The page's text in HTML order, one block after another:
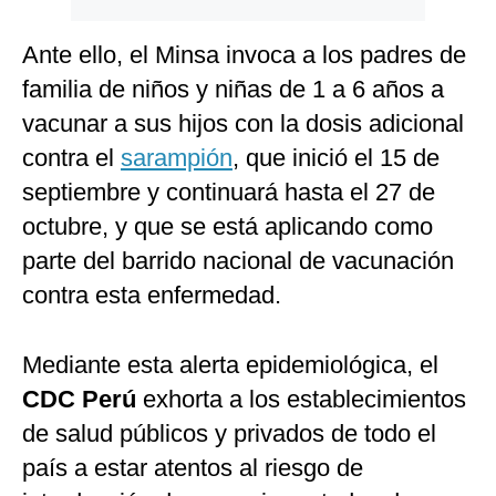
Ante ello, el Minsa invoca a los padres de
familia de niños y niñas de 1 a 6 años a
vacunar a sus hijos con la dosis adicional
contra el sarampión, que inició el 15 de
septiembre y continuará hasta el 27 de
octubre, y que se está aplicando como
parte del barrido nacional de vacunación
contra esta enfermedad.
Mediante esta alerta epidemiológica, el
CDC Perú exhorta a los establecimientos
de salud públicos y privados de todo el
país a estar atentos al riesgo de